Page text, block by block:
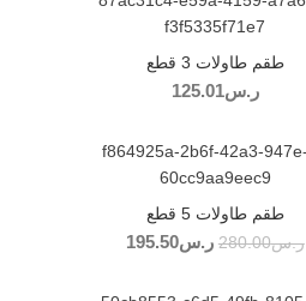
طقم طاولات 3 قطع
ر.س125.01
طقم طاولات 5 قطع
ر.س280.00
السعر الأصلي
ر.س195.50